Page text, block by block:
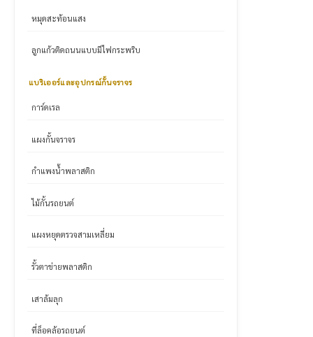
หมุดสะท้อนแสง
ลูกแก้วติดถนนแบบมีไฟกระพริบ
แบริเออร์และอุปกรณ์กั้นจราจร
การ์ดเรล
แผงกั้นจราจร
กำแพงน้ำพลาสติก
ไม้กั้นรถยนต์
แผงหยุดตรวจสามเหลี่ยม
รั้วตาข่ายพลาสติก
เสาล้มลุก
ที่ล็อคล้อรถยนต์